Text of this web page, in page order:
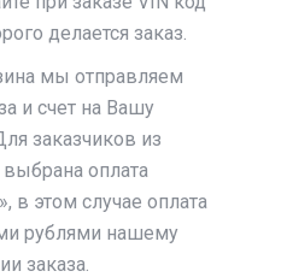
делается заказ.
мы отправляем
и счет на Вашу
заказчиков из
оплата
в этом случае оплата
рублями нашему
заказа.